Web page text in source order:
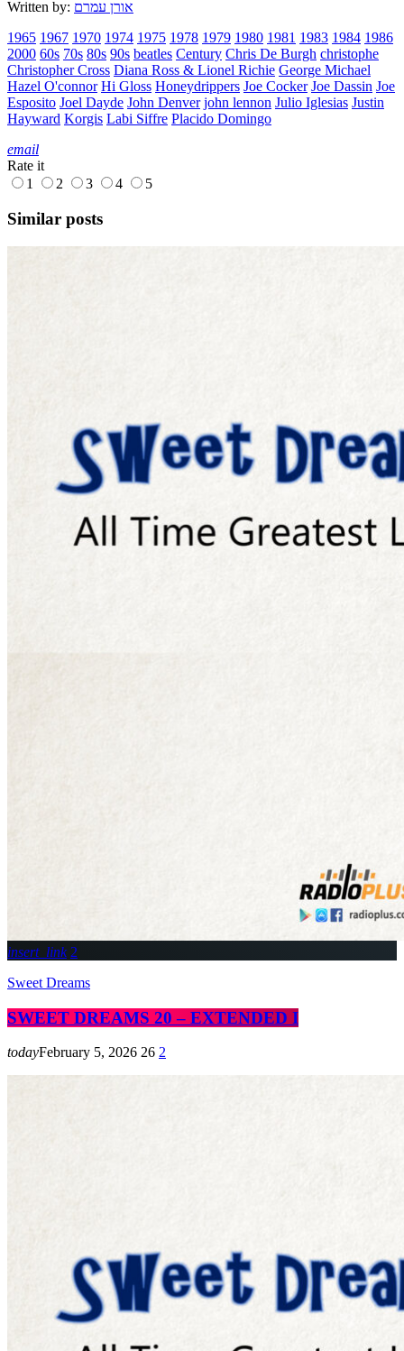
Written by: אורן עמרם
1965 1967 1970 1974 1975 1978 1979 1980 1981 1983 1984 1986
2000 60s 70s 80s 90s beatles Century Chris De Burgh christophe
Christopher Cross Diana Ross & Lionel Richie George Michael
Hazel O'connor Hi Gloss Honeydrippers Joe Cocker Joe Dassin Joe
Esposito Joel Dayde John Denver john lennon Julio Iglesias Justin
Hayward Korgis Labi Siffre Placido Domingo
email
Rate it
1
2 3 4 5
Similar posts
insert_link 2
Sweet Dreams
SWEET DREAMS 20 – EXTENDED I
todayFebruary 5, 2026 26 2